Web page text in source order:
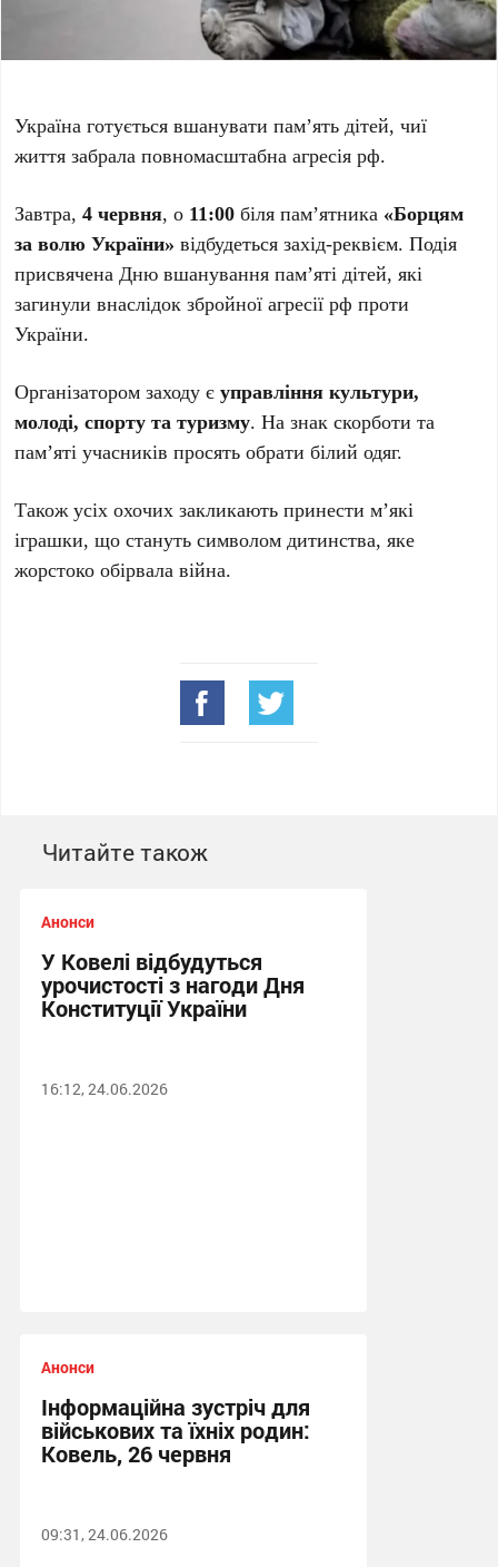
Україна готується вшанувати пам’ять дітей, чиї
життя забрала повномасштабна агресія рф.
Завтра,4 червня, о 11:00 біля пам’ятника «Борцям
за волю України» відбудеться захід-реквієм. Подія
присвячена Дню вшанування пам’яті дітей, які
загинули внаслідок збройної агресії рф проти
України.
Організатором заходу єуправління культури,
молоді, спорту та туризму. На знак скорботи та
пам’яті учасників просять обрати білий одяг.
Також усіх охочих закликають принести м’які
іграшки, що стануть символом дитинства, яке
жорстоко обірвала війна.
Читайте також
Анонси
У Ковелі відбудуться
урочистості з нагоди Дня
Конституції України
16:12, 24.06.2026
Анонси
Інформаційна зустріч для
військових та їхніх родин:
Ковель, 26 червня
09:31, 24.06.2026